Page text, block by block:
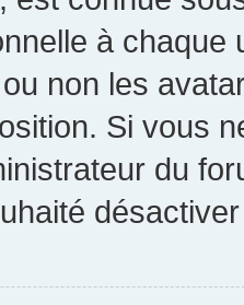
à chaque
non les
Si vous
du